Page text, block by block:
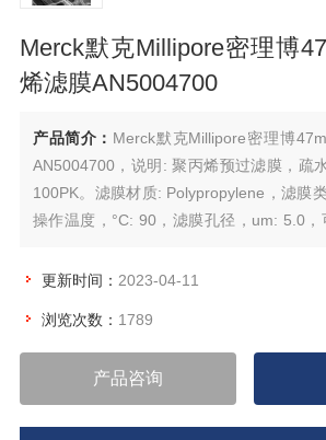
Merck默克Millipore密理博
烯滤膜AN5004700
产品简介： Merck默克Millipore密理博
AN5004700，说明: 聚丙烯预过滤膜，疏
100PK。滤膜材质: Polypropylene，滤膜
操作温度，°C: 90，滤膜孔径，um: 5.0，
称: 聚丙烯预过滤膜。
更新时间： 2023-04-11
浏览次数： 1789
产品咨询